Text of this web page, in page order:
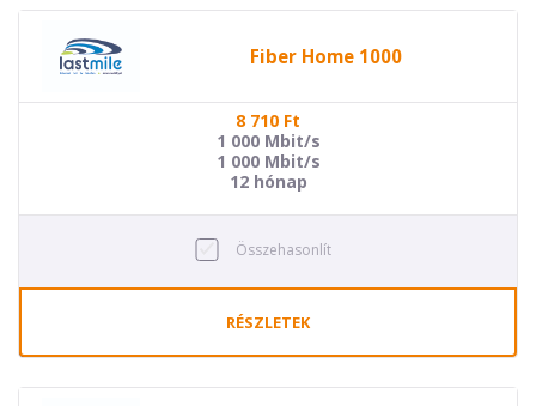
Fiber Home 1000
8 710 Ft
1 000 Mbit/s
1 000 Mbit/s
12 hónap
Összehasonlít
RÉSZLETEK